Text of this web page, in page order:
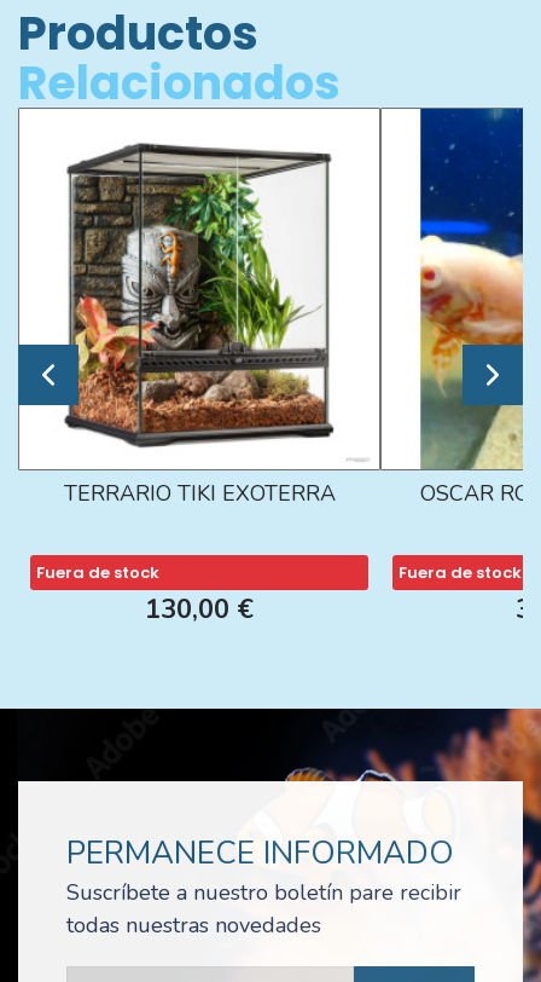
Productos
Relacionados
TERRARIO TIKI EXOTERRA
Fuera de stock
130,00 €
OSCAR
Fuera de stock
PERMANECE INFORMADO
Suscríbete a nuestro boletín pare recibir
todas nuestras novedades